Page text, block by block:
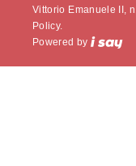
Vittorio Emanuele II,
Policy.
Powered by